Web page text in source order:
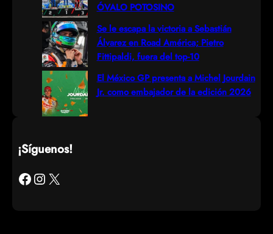
ÓVALO POTOSINO
Se le escapa la victoria a Sebastián
Álvarez en Road América; Pietro
Fittipaldi, fuera del top-10
El México GP presenta a Michel Jourdain
Jr. como embajador de la edición 2026
¡Síguenos!
Facebook Instagram X